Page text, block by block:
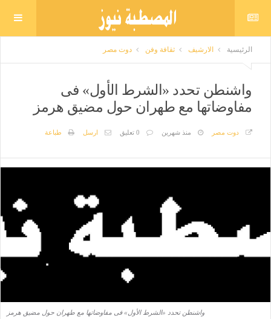
الرئيسية الارشيف ثقافة وفن دوت مصر
واشنطن تحدد «الشرط الأول» فى
مفاوضاتها مع طهران حول مضيق هرمز
دوت مصر منذ شهرين 0 تعليق ارسل طباعة
واشنطن تحدد «الشرط الأول» فى مفاوضاتها مع طهران حول مضيق هرمز